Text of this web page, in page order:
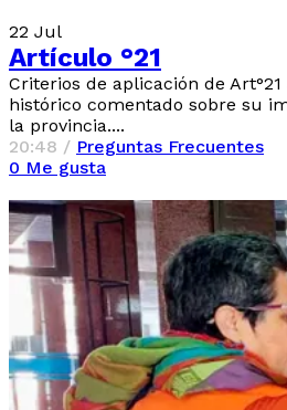
22 Jul
Artículo °21
Criterios de aplicación de
histórico comentado sobre su
la provincia....
20:48 / Preguntas Frecuentes
0 Me gusta